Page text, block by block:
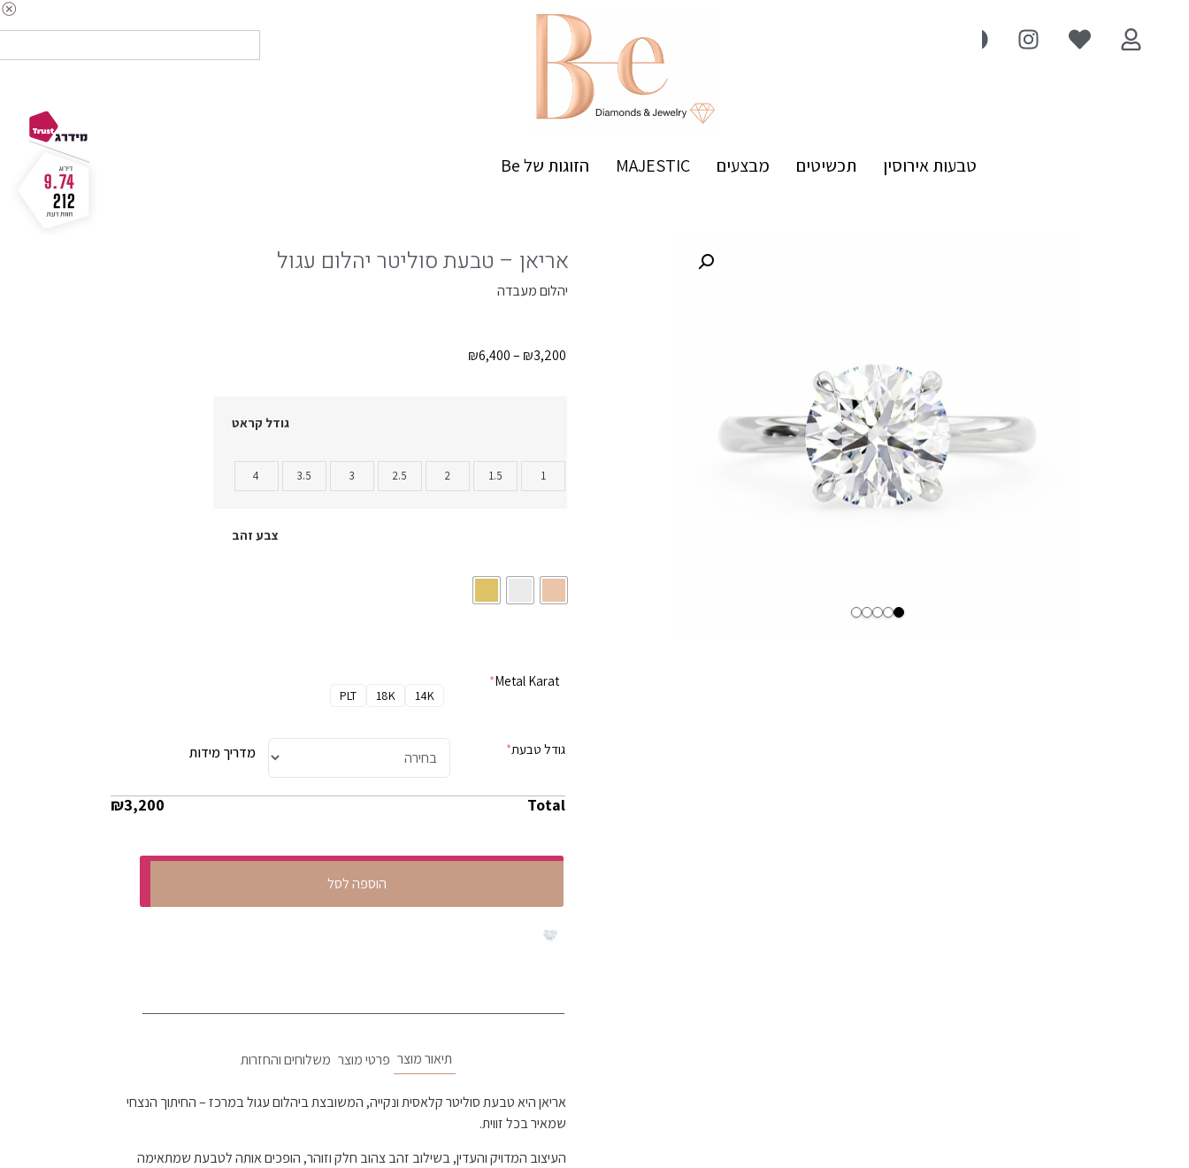
טבעות אירוסין תכשיטים מבצעים MAJESTIC הזוגות של Be
אריאן – טבעת סוליטר יהלום עגול
יהלום מעבדה
₪3,200
–
₪6,400
גודל קראט
1
1.5
2
2.5
3
3.5
4
צבע זהב
Metal Karat
*
14K
18K
PLT
גודל טבעת* מדריך מידות
Total
₪3,200
הוספה לסל
תיאור מוצר פרטי מוצר משלוחים והחזרות
אריאן היא טבעת סוליטר קלאסית ונקייה, המשובצת ביהלום עגול במרכז – החיתוך הנצחי
שמאיר בכל זווית.
העיצוב המדויק והעדין, בשילוב זהב צהוב חלק וזוהר, הופכים אותה לטבעת שמתאימה
9.74
212